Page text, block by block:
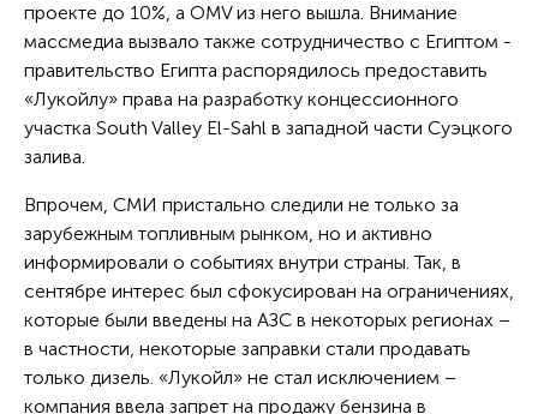
проекте до 10%, а OMV из него вышла. Внимание
массмедиа вызвало также сотрудничество с Египтом -
правительство Египта распорядилось предоставить
«Лукойлу» права на разработку концессионного
участка South Valley El-Sahl в западной части Суэцкого
залива.
Впрочем, СМИ пристально следили не только за
зарубежным топливным рынком, но и активно
информировали о событиях внутри страны. Так, в
сентябре интерес был сфокусирован на ограничениях,
которые были введены на АЗС в некоторых регионах –
в частности, некоторые заправки стали продавать
только дизель. «Лукойл» не стал исключением –
компания ввела запрет на продажу бензина в